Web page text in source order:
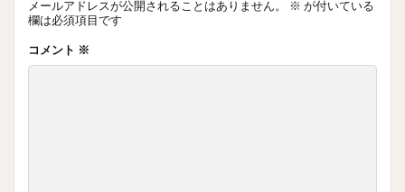
メールアドレスが公開されることはありません。 ※ が付いている
欄は必須項目です
コメント ※